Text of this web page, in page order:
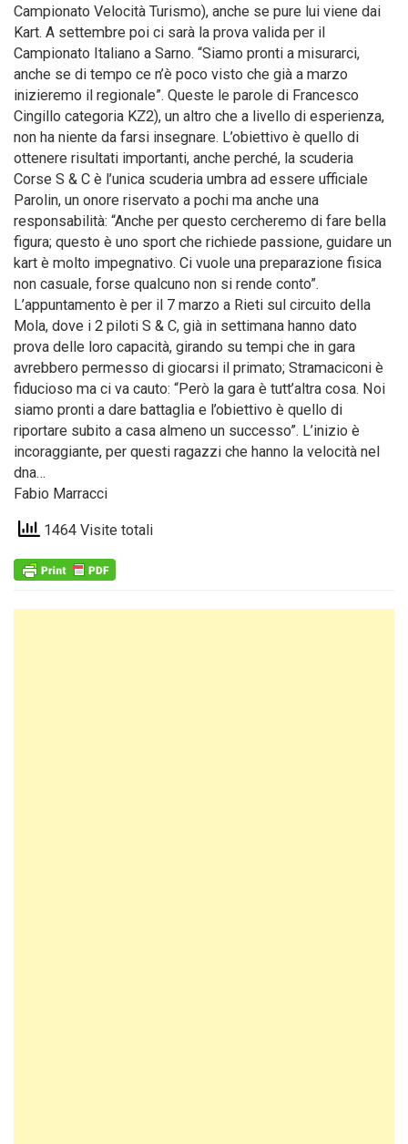
Campionato Velocità Turismo), anche se pure lui viene dai
Kart. A settembre poi ci sarà la prova valida per il
Campionato Italiano a Sarno. “Siamo pronti a misurarci,
anche se di tempo ce n’è poco visto che già a marzo
inizieremo il regionale”. Queste le parole di Francesco
Cingillo categoria KZ2), un altro che a livello di esperienza,
non ha niente da farsi insegnare. L’obiettivo è quello di
ottenere risultati importanti, anche perché, la scuderia
Corse S & C è l’unica scuderia umbra ad essere ufficiale
Parolin, un onore riservato a pochi ma anche una
responsabilità: “Anche per questo cercheremo di fare bella
figura; questo è uno sport che richiede passione, guidare un
kart è molto impegnativo. Ci vuole una preparazione fisica
non casuale, forse qualcuno non si rende conto”.
L’appuntamento è per il 7 marzo a Rieti sul circuito della
Mola, dove i 2 piloti S & C, già in settimana hanno dato
prova delle loro capacità, girando su tempi che in gara
avrebbero permesso di giocarsi il primato; Stramaciconi è
fiducioso ma ci va cauto: “Però la gara è tutt’altra cosa. Noi
siamo pronti a dare battaglia e l’obiettivo è quello di
riportare subito a casa almeno un successo”. L’inizio è
incoraggiante, per questi ragazzi che hanno la velocità nel
dna…
Fabio Marracci
1464 Visite totali